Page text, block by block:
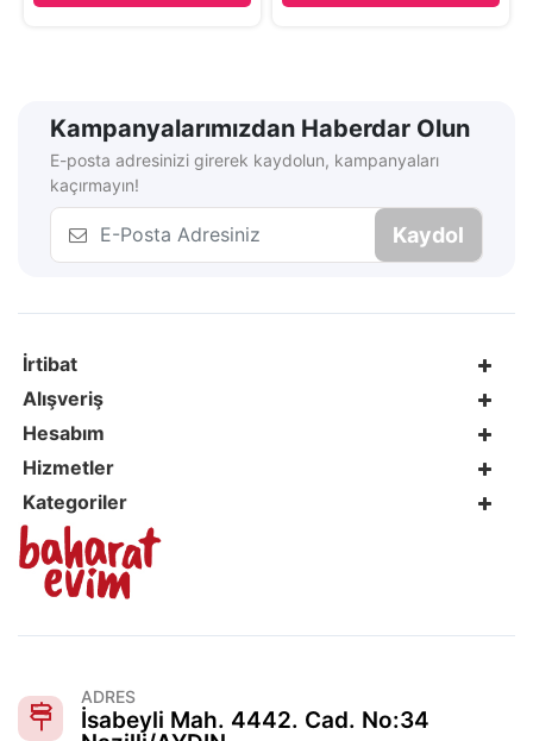
Kampanyalarımızdan Haberdar Olun
E-posta adresinizi girerek kaydolun, kampanyaları
kaçırmayın!
Kaydol
İrtibat
Alışveriş
Hesabım
Hizmetler
Kategoriler
ADRES
İsabeyli Mah. 4442. Cad. No:34